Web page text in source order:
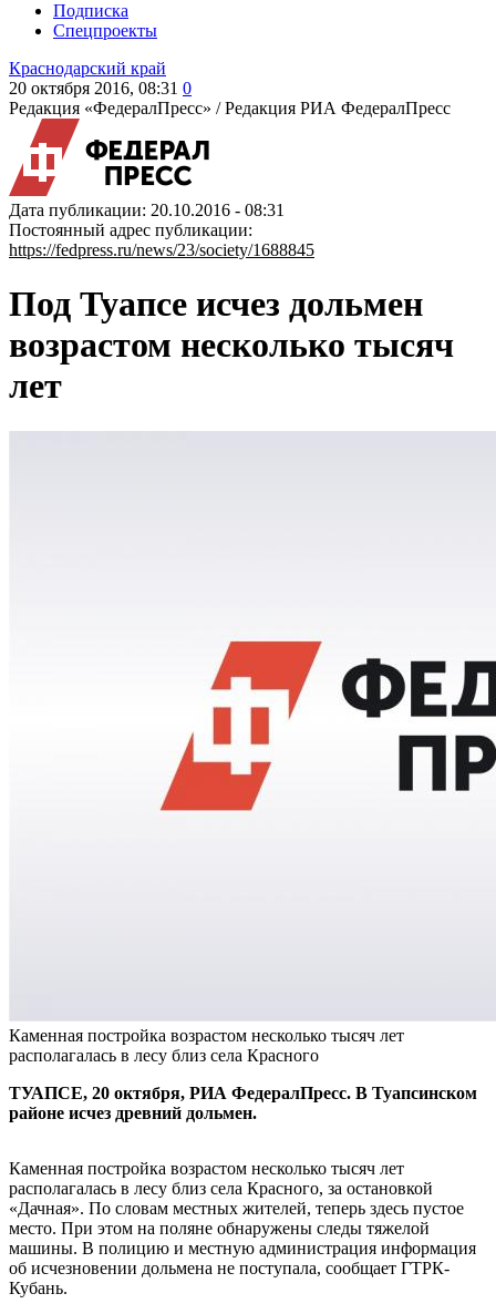
Подписка
Спецпроекты
Краснодарский край
20 октября 2016, 08:31 0
Редакция «ФедералПресс» /Редакция РИА ФедералПресс
Дата публикации: 20.10.2016 - 08:31
Постоянный адрес публикации:
https://fedpress.ru/news/23/society/1688845
Под Туапсе исчез дольмен
возрастом несколько тысяч
лет
Каменная постройка возрастом несколько тысяч лет
располагалась в лесу близ села Красного
ТУАПСЕ, 20 октября, РИА ФедералПресс. В Туапсинском
районе исчез древний дольмен.
Каменная постройка возрастом несколько тысяч лет
располагалась в лесу близ села Красного, за остановкой
«Дачная». По словам местных жителей, теперь здесь пустое
место. При этом на поляне обнаружены следы тяжелой
машины. В полицию и местную администрация информация
об исчезновении дольмена не поступала, сообщает ГТРК-
Кубань.